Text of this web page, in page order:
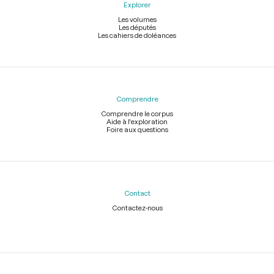
Explorer
Les volumes
Les députés
Les cahiers de doléances
Comprendre
Comprendre le corpus
Aide à l'exploration
Foire aux questions
Contact
Contactez-nous
Légal